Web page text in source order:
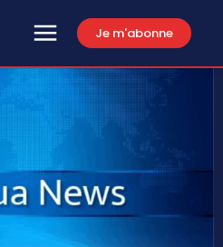
Je m'abonne